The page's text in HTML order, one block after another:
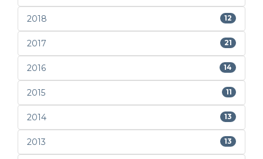
2018 12
2017 21
2016 14
2015 11
2014 13
2013 13